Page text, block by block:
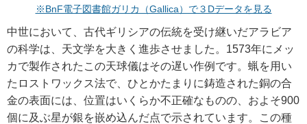
※BnF電子図書館ガリカ（Gallica）で３Dデータを見る
中世において、古代ギリシアの伝統を受け継いだアラビア
の科学は、天文学を大きく進歩させました。1573年にメッ
カで製作されたこの天球儀はその遅い作例です。蝋を用い
たロストワックス法で、ひとかたまりに鋳造された銅の合
金の表面には、位置はいくらか不正確なものの、およそ900
個に及ぶ星が銀を嵌め込んだ点で示されています。この種